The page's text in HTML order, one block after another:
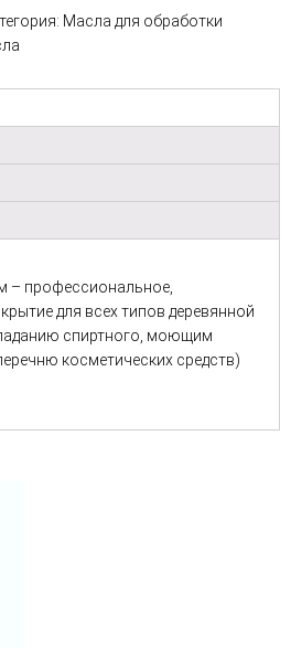
Масла для обработки
– профессиональное,
для всех типов деревянной
спиртного, моющим
косметических средств)